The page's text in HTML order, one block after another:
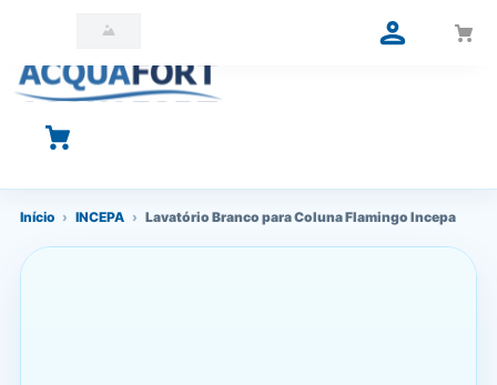
O que você está procurando?
Início › INCEPA › Lavatório Branco para Coluna Flamingo Incepa